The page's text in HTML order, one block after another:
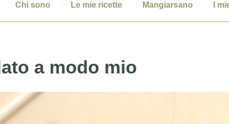
Chi sono Le mie ricette Mangiarsano I
a modo mio